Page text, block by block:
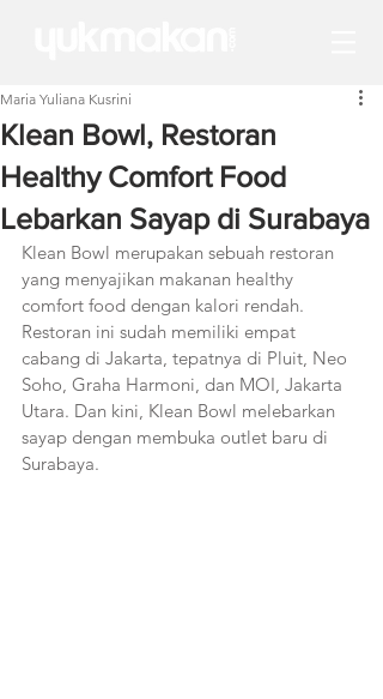
Klean Bowl, Restoran
Healthy Comfort Food
Lebarkan Sayap di Surabaya
Maria Yuliana Kusrini
Klean Bowl merupakan sebuah restoran
yang menyajikan makanan healthy
comfort food dengan kalori rendah.
Restoran ini sudah memiliki empat
cabang di Jakarta, tepatnya di Pluit, Neo
Soho, Graha Harmoni, dan MOI, Jakarta
Utara. Dan kini, Klean Bowl melebarkan
sayap dengan membuka outlet baru di
Surabaya.